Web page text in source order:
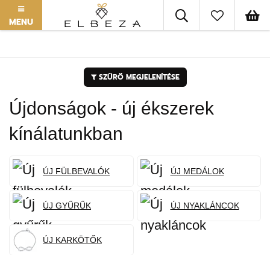
MENU
SZŰRŐ MEGJELENÍTÉSE
Újdonságok - új ékszerek
kínálatunkban
ÚJ FÜLBEVALÓK ÚJ MEDÁLOK
ÚJ GYŰRŰK ÚJ NYAKLÁNCOK
ÚJ KARKÖTŐK